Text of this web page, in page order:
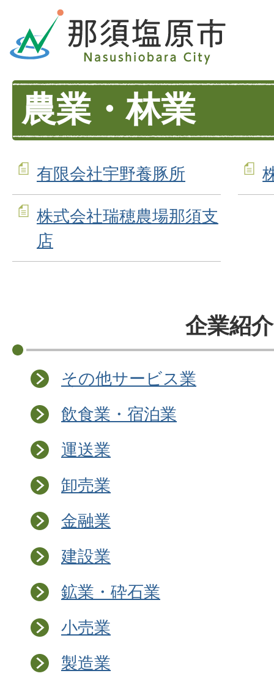
農業・林業
有限会社宇野養豚所
株式会社瑞穂農場那須支
店
企業紹介
その他サービス業
飲食業・宿泊業
運送業
卸売業
金融業
建設業
鉱業・砕石業
小売業
製造業